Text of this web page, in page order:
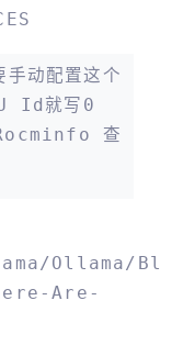
手动配置这个
Id就写0
查
ollama/bl
Are-